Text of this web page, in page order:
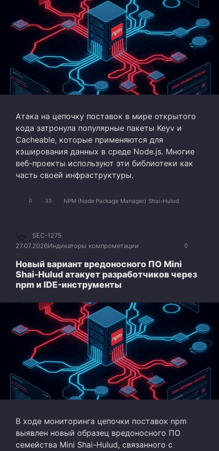
Атака на цепочку поставок в мире открытого
кода затронула популярные пакеты Keyv и
Cacheable, которые применяются для
кэширования данных в среде Node.js. Многие
веб-проекты используют эти библиотеки как
часть своей инфраструктуры.
0 33 NPM (Node Package Manager) Shai-Hulud
0
SEC-1275
27.07.2026Индикаторы компрометации
Новый вариант вредоносного ПО Mini
Shai-Hulud атакует разработчиков через
npm и IDE-инструменты
В ходе мониторинга цепочки поставок npm
выявлен новый образец вредоносного ПО
семейства Mini Shai-Hulud, связанного с